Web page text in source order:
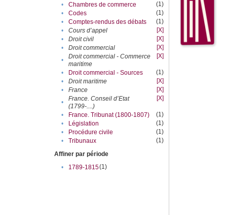
•
Chambres de commerce
(1)
•
Codes
(1)
•
Comptes-rendus des débats
(1)
•
Cours d’appel
[X]
•
Droit civil
[X]
•
Droit commercial
[X]
•
Droit commercial - Commerce
maritime
[X]
• Droit commercial - Sources
(1)
•
Droit maritime
[X]
•
France
[X]
•
France. Conseil d’Etat
(1799-....)
[X]
• France. Tribunat (1800-1807)
(1)
•
Législation
(1)
•
Procédure civile
(1)
•
Tribunaux
(1)
Affiner par période
•
1789-1815(1)